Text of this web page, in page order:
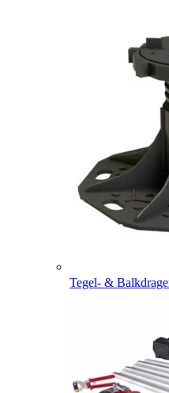
Tegel- &